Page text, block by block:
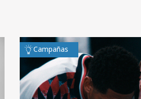
Campañas